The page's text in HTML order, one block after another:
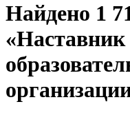
Найдено 1
«Наставник